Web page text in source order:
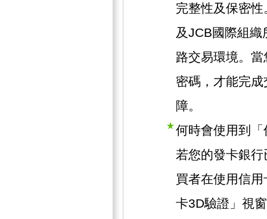
完整性及保密
及JCB國際組
路交易環境。
密碼，才能完
障。
何時會使用到
若您的發卡銀
買者在使用信
卡3D驗證」視